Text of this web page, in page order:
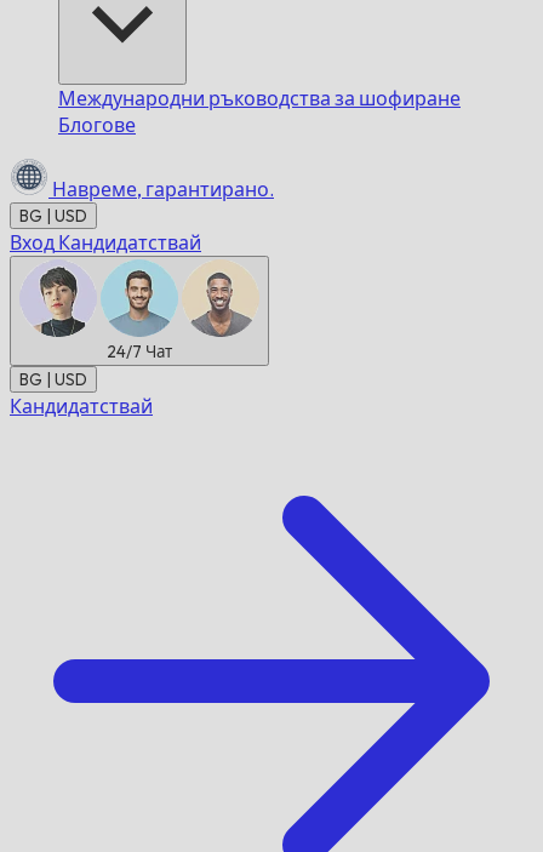
Международни ръководства за шофиране
Блогове
Навреме, гарантирано.
BG | USD
Вход Кандидатствай
24/7 Чат
BG | USD
Кандидатствай